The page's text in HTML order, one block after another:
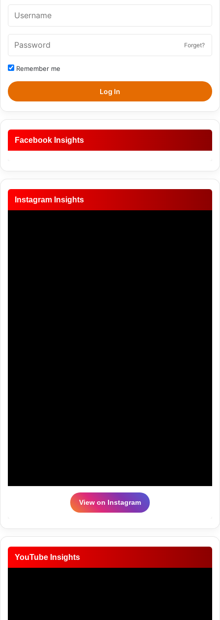
Forget?
Remember me
Log In
Facebook Insights
Instagram Insights
View on Instagram
YouTube Insights